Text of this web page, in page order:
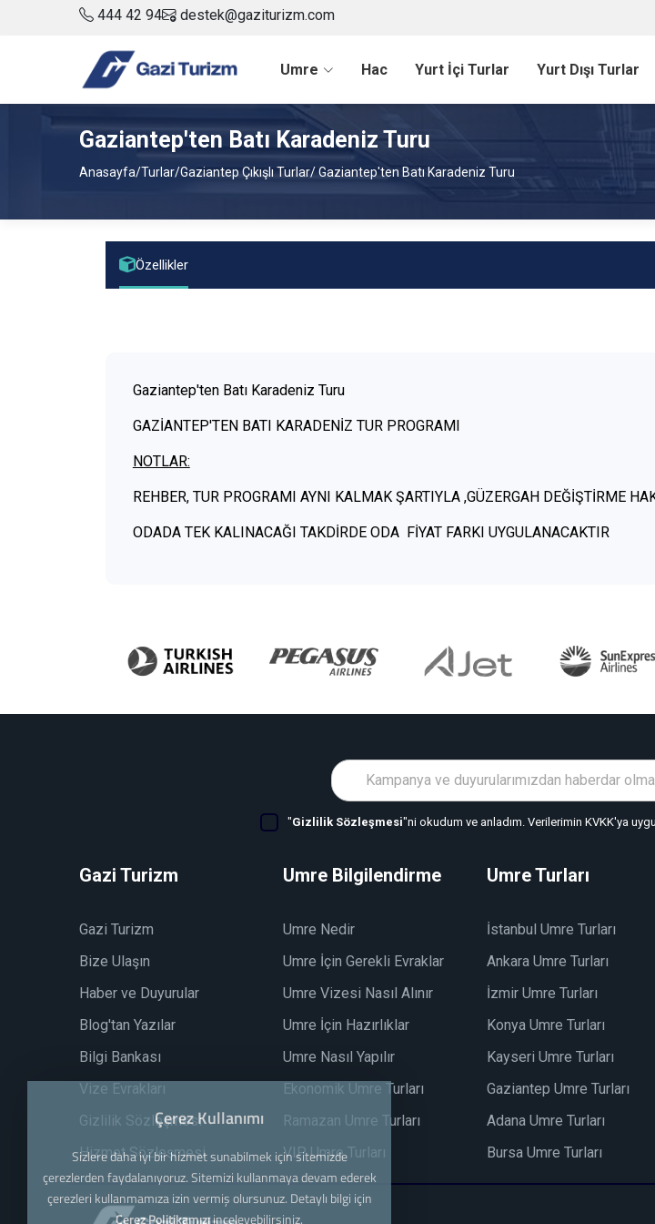
444 42 94 destek@gaziturizm.com
Umre Hac Yurt İçi Turlar Yurt Dışı Turlar
Gaziantep'ten Batı Karadeniz Turu
Anasayfa/Turlar/Gaziantep Çıkışlı Turlar/ Gaziantep'ten Batı Karadeniz Turu
Özellikler
Gaziantep'ten Batı Karadeniz Turu
GAZİANTEP'TEN BATI KARADENİZ TUR PROGRAMI
NOTLAR:
REHBER, TUR PROGRAMI AYNI KALMAK ŞARTIYLA ,GÜZERGAH DEĞİŞTİRME
ODADA TEK KALINACAĞI TAKDİRDE ODA FİYAT FARKI UYGULANACAKTIR
"Gizlilik Sözleşmesi"ni okudum ve anladım. Verilerimin KVKK'ya
Gazi Turizm
Gazi Turizm
Bize Ulaşın
Haber ve Duyurular
Blog'tan Yazılar
Bilgi Bankası
Vize Evrakları
Gizlilik Sözleşmesi
Hizmet Sözleşmesi
Umre Bilgilendirme
Umre Nedir
Umre İçin Gerekli Evraklar
Umre Vizesi Nasıl Alınır
Umre İçin Hazırlıklar
Umre Nasıl Yapılır
Ekonomik Umre Turları
Ramazan Umre Turları
VIP Umre Turları
Umre Turları
İstanbul Umre Turları
Ankara Umre Turları
İzmir Umre Turları
Konya Umre Turları
Kayseri Umre Turları
Gaziantep Umre Turları
Adana Umre Turları
Bursa Umre Turları
Çerez Kullanımı
Sizlere daha iyi bir hizmet sunabilmek için sitemizde
çerezlerden faydalanıyoruz. Sitemizi kullanmaya devam ederek
çerezleri kullanmamıza izin vermiş olursunuz. Detaylı bilgi için
Çerez Politikamızıinceleyebilirsiniz.